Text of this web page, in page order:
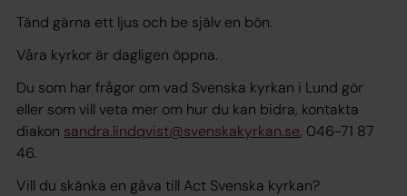
Tänd gärna ett ljus och be själv en bön.
Våra kyrkor är dagligen öppna.
Du som har frågor om vad Svenska kyrkan i Lund gör
eller som vill veta mer om hur du kan bidra, kontakta
diakon sandra.lindqvist@svenskakyrkan.se, 046-71 87
46.
Vill du skänka en gåva till Act Svenska kyrkan?